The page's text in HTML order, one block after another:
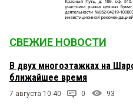
СВЕЖИЕ НОВОСТИ
В двух многоэтажках на
ближайшее время
7 августа 10:40 0 93